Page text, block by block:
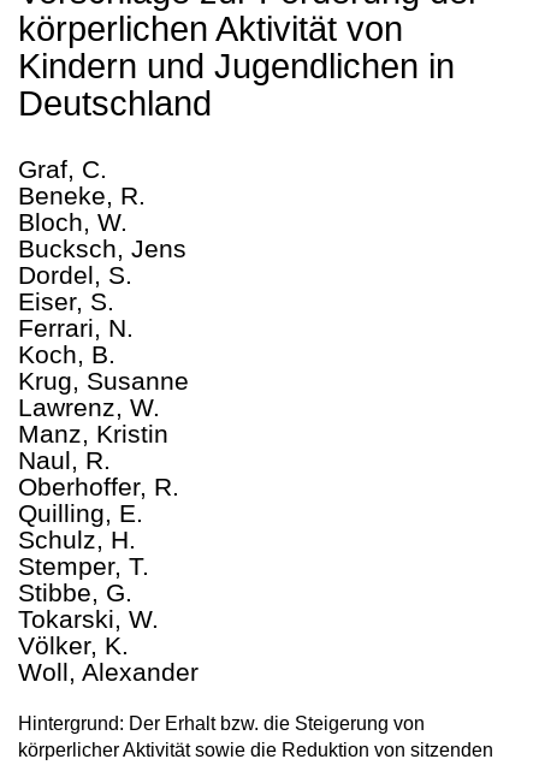
körperlichen Aktivität von
Kindern und Jugendlichen in
Deutschland
Graf, C.
Beneke, R.
Bloch, W.
Bucksch, Jens
Dordel, S.
Eiser, S.
Ferrari, N.
Koch, B.
Krug, Susanne
Lawrenz, W.
Manz, Kristin
Naul, R.
Oberhoffer, R.
Quilling, E.
Schulz, H.
Stemper, T.
Stibbe, G.
Tokarski, W.
Völker, K.
Woll, Alexander
Hintergrund: Der Erhalt bzw. die Steigerung von
körperlicher Aktivität sowie die Reduktion von sitzenden